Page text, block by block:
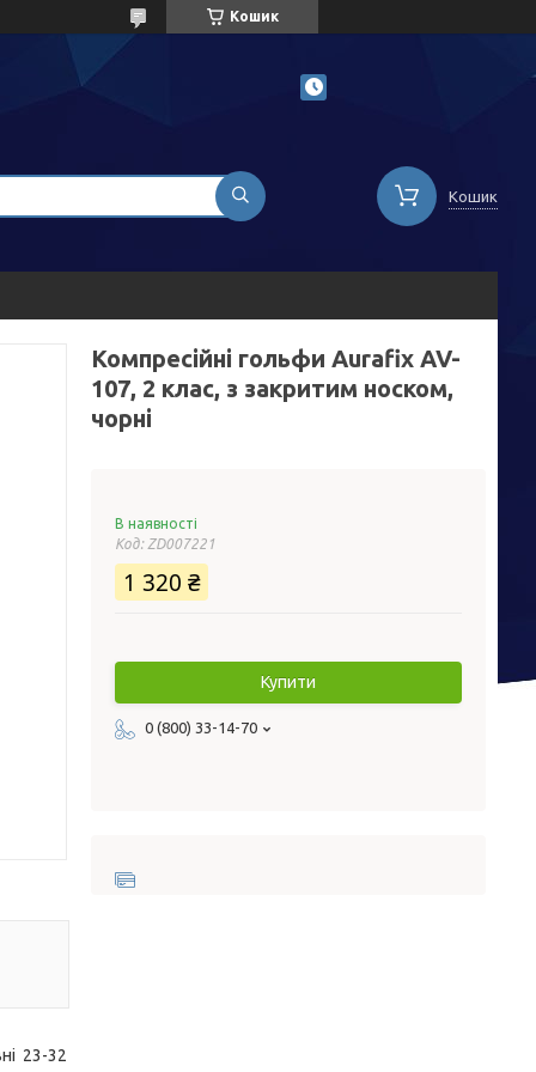
Кошик
Кошик
23-32
Компресійні гольфи Aurafix AV-
107, 2 клас, з закритим носком,
чорні
В наявності
Код: ZD007221
1 320 ₴
Купити
0 (800) 33-14-70